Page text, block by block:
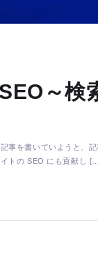
～
事を書いていようと、
イトの SEO にも貢献し